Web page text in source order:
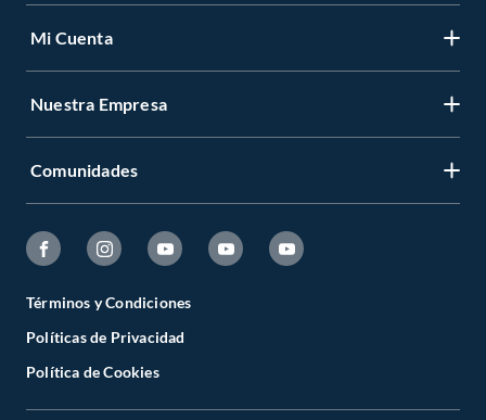
Mi Cuenta
Nuestra Empresa
Comunidades
Términos y Condiciones
Políticas de Privacidad
Política de Cookies